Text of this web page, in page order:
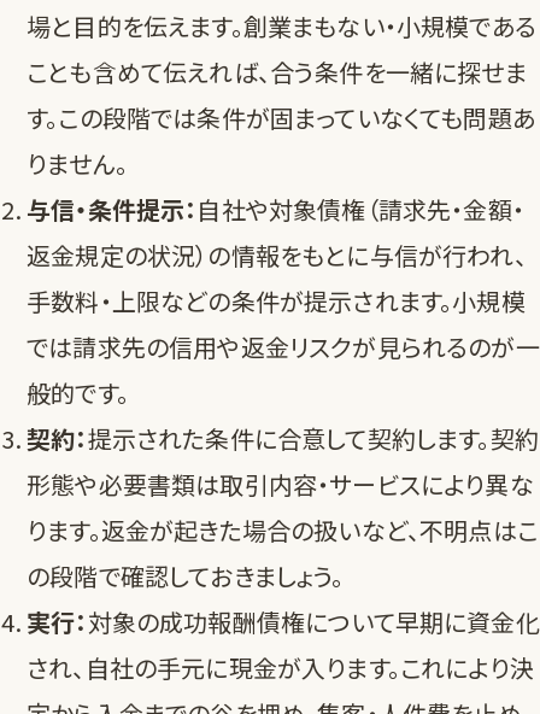
場と目的を伝えます。創業まもない・小規模である
ことも含めて伝えれば、合う条件を一緒に探せま
す。この段階では条件が固まっていなくても問題あ
りません。
与信・条件提示： 自社や対象債権（請求先・金額・
返金規定の状況）の情報をもとに与信が行われ、
手数料・上限などの条件が提示されます。小規模
では請求先の信用や返金リスクが見られるのが一
般的です。
契約：提示された条件に合意して契約します。契約
形態や必要書類は取引内容・サービスにより異な
ります。返金が起きた場合の扱いなど、不明点はこ
の段階で確認しておきましょう。
実行：対象の成功報酬債権について早期に資金化
され、自社の手元に現金が入ります。これにより決